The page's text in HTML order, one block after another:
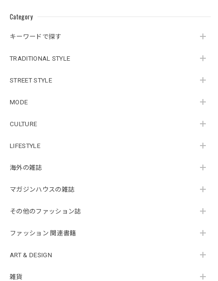
Category
キーワードで探す
TRADITIONAL STYLE
STREET STYLE
MODE
CULTURE
LIFESTYLE
海外の雑誌
マガジンハウスの雑誌
その他のファッション誌
ファッション 関連書籍
ART & DESIGN
雑貨